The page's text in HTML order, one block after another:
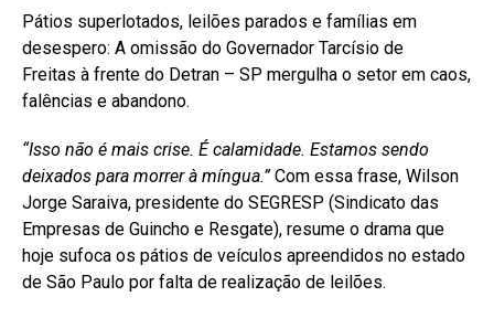
Pátios superlotados, leilões parados e famílias em
desespero: A omissão do Governador Tarcísio de
Freitas à frente do Detran – SP mergulha o setor em caos,
falências e abandono.
“Isso não é mais crise. É calamidade. Estamos sendo
deixados para morrer à míngua.”Com essa frase, Wilson
Jorge Saraiva, presidente do SEGRESP (Sindicato das
Empresas de Guincho e Resgate), resume o drama que
hoje sufoca os pátios de veículos apreendidos no estado
de São Paulo por falta de realização de leilões.